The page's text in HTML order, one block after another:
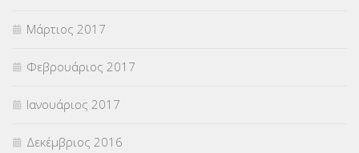
Μάρτιος 2017
Φεβρουάριος 2017
Ιανουάριος 2017
Δεκέμβριος 2016